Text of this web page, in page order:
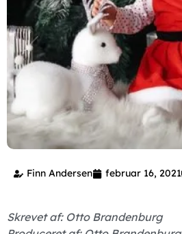
Finn Andersen februar 16, 2021
Skrevet af: Otto Brandenburg